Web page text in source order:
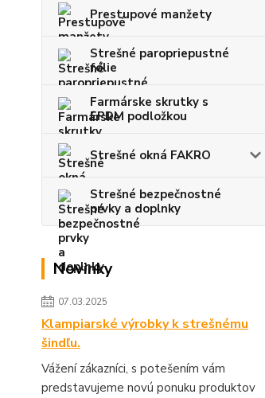
Prestupové manžety
Strešné paropriepustné
fólie
Farmárske skrutky s
EPDM podložkou
Strešné okná FAKRO
Strešné bezpečnostné
prvky a doplnky
Novinky
07.03.2025
Klampiarské výrobky k strešnému
šindľu.
Vážení zákazníci, s potešením vám
predstavujeme novú ponuku produktov